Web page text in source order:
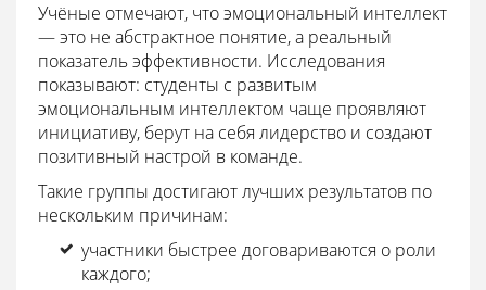
Учёные отмечают, что эмоциональный интеллект
— это не абстрактное понятие, а реальный
показатель эффективности. Исследования
показывают: студенты с развитым
эмоциональным интеллектом чаще проявляют
инициативу, берут на себя лидерство и создают
позитивный настрой в команде.
Такие группы достигают лучших результатов по
нескольким причинам:
участники быстрее договариваются о роли
каждого;